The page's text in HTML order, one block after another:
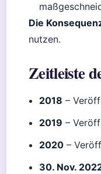
Die
nutzen.
Zeitleiste
2018 –
2019 –
2020 –
30. Nov.